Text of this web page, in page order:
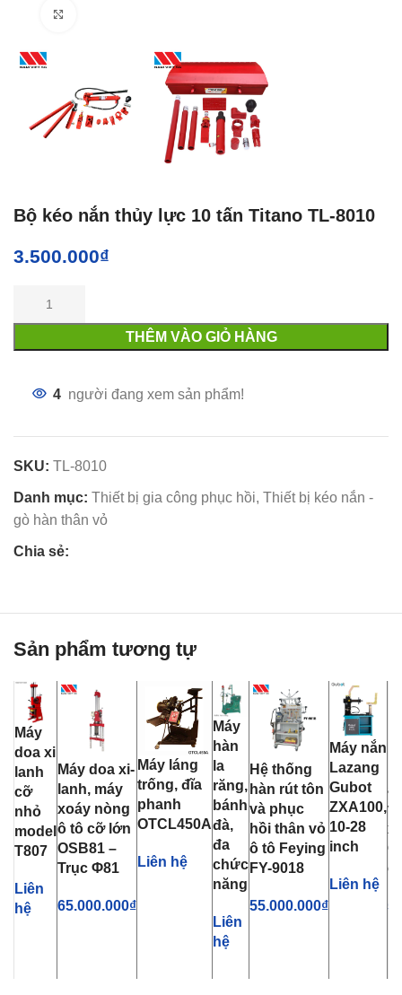
Bộ kéo nắn thủy lực 10 tấn Titano TL-8010
3.500.000₫
THÊM VÀO GIỎ HÀNG
4 người đang xem sản phẩm!
SKU: TL-8010
Danh mục: Thiết bị gia công phục hồi, Thiết bị kéo nắn -
gò hàn thân vỏ
Chia sẻ:
Sản phẩm tương tự
Máy
doa xi
lanh
cỡ
nhỏ
model
T807
Liên
hệ
Máy doa xi-
lanh, máy
xoáy nòng
ô tô cỡ lớn
OSB81 –
Trục Φ81
65.000.000₫
Máy láng
trống, đĩa
phanh
OTCL450A
Liên hệ
Máy
hàn
la
răng,
bánh
đà,
đa
chức
năng
Liên
hệ
Hệ thống
hàn rút tôn
và phục
hồi thân vỏ
ô tô Feying
FY-9018
55.000.000₫
Máy nắn
Lazang
Gubot
ZXA100,
10-28
inch
Liên hệ